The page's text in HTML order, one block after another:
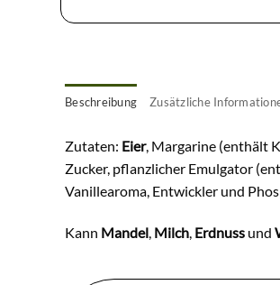
Beschreibung Zusätzliche
Zutaten: Eier, Margarine (enthält
Zucker, pflanzlicher Emulgator
Vanillearoma, Entwickler und
Kann Mandel, Milch, Erdnuss und